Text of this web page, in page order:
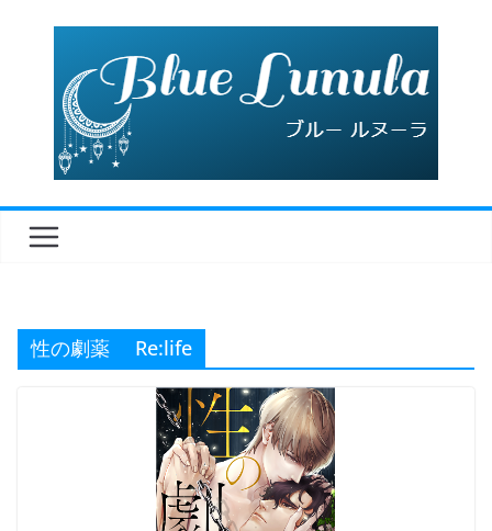
性の劇薬 Re:life